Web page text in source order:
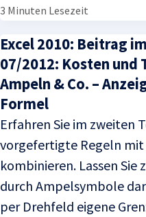
3 Minuten Lesezeit
Excel 2010: Beitrag
07/2012: Kosten und
Ampeln & Co. –
Formel
Erfahren Sie im zweiten
vorgefertigte Regeln
kombinieren. Lassen Sie
durch Ampelsymbole
per Drehfeld eigene